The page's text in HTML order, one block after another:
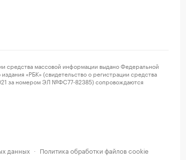
массовой информации выдано Федеральной
«РБК» (свидетельство о регистрации средства
за номером ЭЛ №ФС77-82385) сопровождаются
данных · Политика обработки файлов cookie